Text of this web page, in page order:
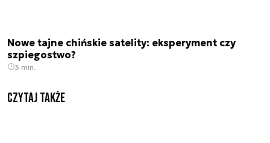
Nowe tajne chińskie satelity: eksperyment czy
szpiegostwo?
3 min.
Czytaj także